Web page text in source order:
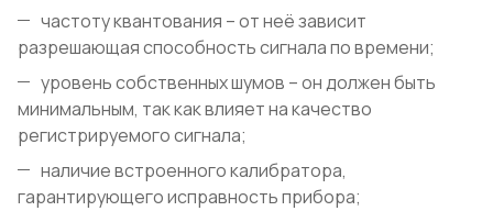
частоту квантования – от неё зависит
разрешающая способность сигнала по времени;
уровень собственных шумов – он должен быть
минимальным, так как влияет на качество
регистрируемого сигнала;
наличие встроенного калибратора,
гарантирующего исправность прибора;